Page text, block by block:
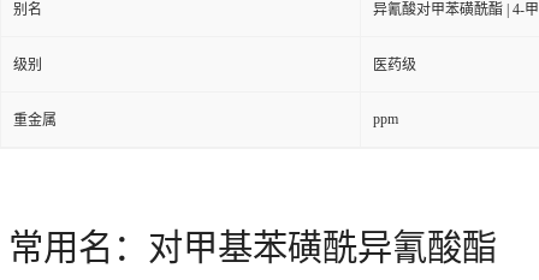
别名 异氰酸对甲苯磺酰酯 | 4-
级别 医药级
重金属 ppm
常用名：对甲基苯磺酰异氰酸酯